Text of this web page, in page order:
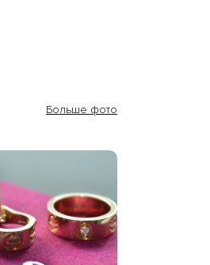
Больше фото